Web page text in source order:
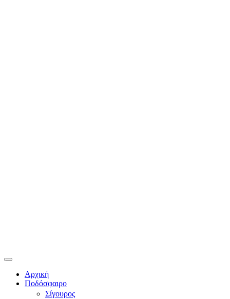
Αρχική
Ποδόσφαιρο
Σίγουρος